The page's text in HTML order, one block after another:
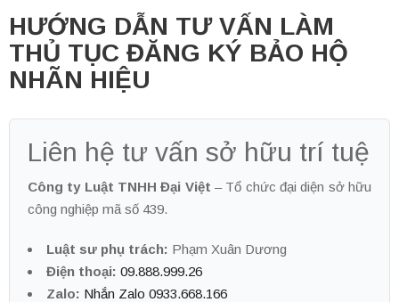
HƯỚNG DẪN TƯ VẤN LÀM
THỦ TỤC ĐĂNG KÝ BẢO HỘ
NHÃN HIỆU
Liên hệ tư vấn sở hữu trí tuệ
Công ty Luật TNHH Đại Việt – Tổ chức đại diện sở hữu
công nghiệp mã số 439.
Luật sư phụ trách: Phạm Xuân Dương
Điện thoại: 09.888.999.26
Zalo: Nhắn Zalo 0933.668.166